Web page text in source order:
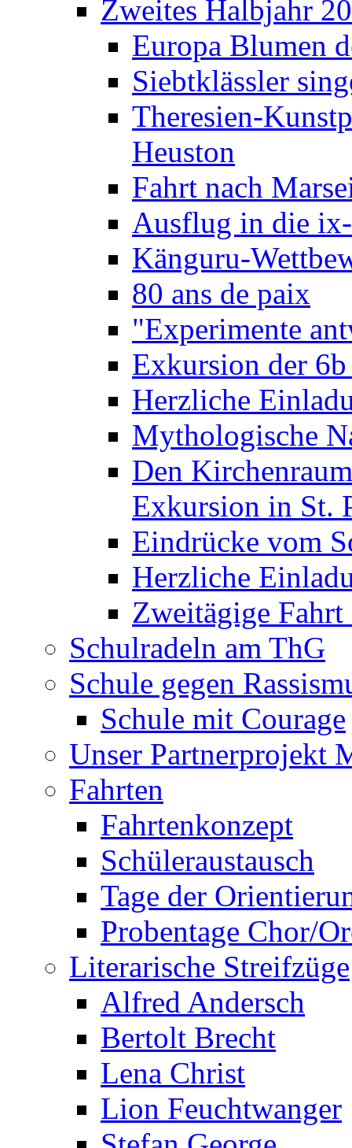
Zweites Halbjahr
Europa Blumen
Siebtklässler
Theresien-
Heuston
Fahrt nach
Ausflug in die
Känguru-
80 ans de paix
"Experimente
Exkursion der
Herzliche
Mythologische
Den
Exkursion in St.
Eindrücke vom
Herzliche
Zweitägige
Schulradeln am ThG
Schule gegen
Schule mit Courage
Unser Partnerprojekt
Fahrten
Fahrtenkonzept
Schüleraustausch
Tage der
Probentage Chor/
Literarische Streifzüge
Alfred Andersch
Bertolt Brecht
Lena Christ
Lion Feuchtwanger